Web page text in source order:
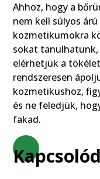
Ahhoz, hogy a
nem kell súlyos
kozmetikumokra
sokat tanulhatunk,
elérhetjük a
rendszeresen
kozmetikushoz,
és ne feledjük,
fakad.